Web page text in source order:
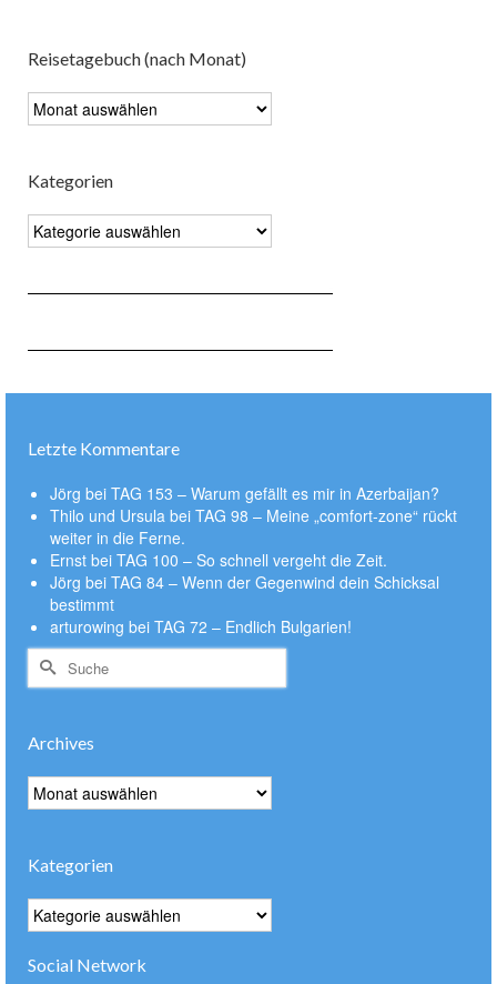
Reisetagebuch (nach Monat)
Reisetagebuch
(nach
Kategorien
Kategorien
Letzte Kommentare
Jörg bei TAG 153 – Warum gefällt es mir in Azerbaijan?
Thilo und Ursula bei TAG 98 – Meine „comfort-zone“ rückt
weiter in die Ferne.
Ernst bei TAG 100 – So schnell vergeht die Zeit.
Jörg bei TAG 84 – Wenn der Gegenwind dein Schicksal
bestimmt
arturowing bei TAG 72 – Endlich Bulgarien!
Suche
nach:
Archives
Archives
Kategorien
Kategorien
Social Network